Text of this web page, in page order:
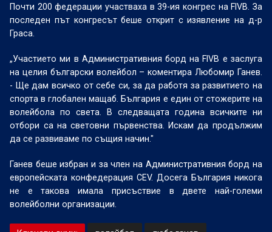
Почти 200 федерации участваха в 39-ия конгрес на FIVB. За
последен път конгресът беше открит с изявление на д-р
Граса.
„Участието ми в Административния борд на FIVB е заслуга
на целия български волейбол – коментира Любомир Ганев.
- Ще дам всичко от себе си, за да работя за развитието на
спорта в глобален мащаб. България е един от стожерите на
волейбола по света. В следващата година всичките ни
отбори са на световни първенства. Искам да продължим
да се развиваме по същия начин."
Ганев беше избран и за член на Административния борд на
европейската конфедерация CEV. Досега България никога
не е такова имала присъствие в двете най-големи
волейболни организации.